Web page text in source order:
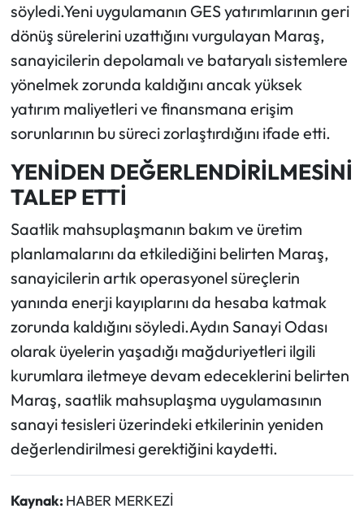
söyledi.Yeni uygulamanın GES yatırımlarının geri
dönüş sürelerini uzattığını vurgulayan Maraş,
sanayicilerin depolamalı ve bataryalı sistemlere
yönelmek zorunda kaldığını ancak yüksek
yatırım maliyetleri ve finansmana erişim
sorunlarının bu süreci zorlaştırdığını ifade etti.
YENİDEN DEĞERLENDİRİLMESİNİ
TALEP ETTİ
Saatlik mahsuplaşmanın bakım ve üretim
planlamalarını da etkilediğini belirten Maraş,
sanayicilerin artık operasyonel süreçlerin
yanında enerji kayıplarını da hesaba katmak
zorunda kaldığını söyledi.Aydın Sanayi Odası
olarak üyelerin yaşadığı mağduriyetleri ilgili
kurumlara iletmeye devam edeceklerini belirten
Maraş, saatlik mahsuplaşma uygulamasının
sanayi tesisleri üzerindeki etkilerinin yeniden
değerlendirilmesi gerektiğini kaydetti.
Kaynak: HABER MERKEZİ